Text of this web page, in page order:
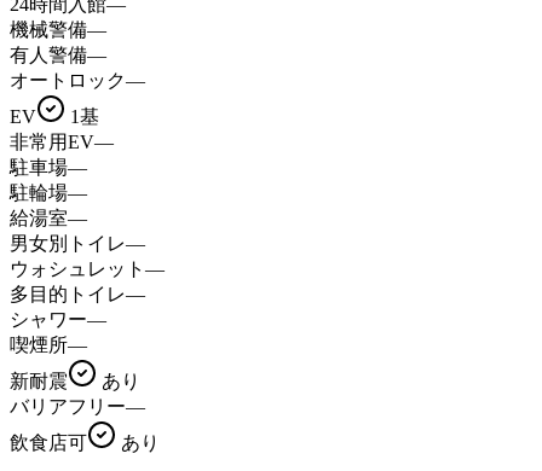
機械警備—
有人警備—
オートロック—
EV
1基
非常用EV—
駐車場—
駐輪場—
給湯室—
男女別トイレ—
ウォシュレット —
多目的トイレ—
シャワー—
喫煙所—
新耐震
あり
バリアフリー—
飲食店可
あり